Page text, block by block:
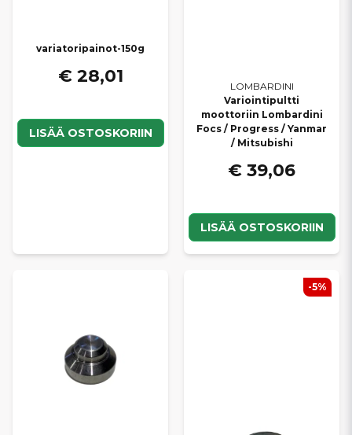
variatoripainot-150g
€ 28,01
LISÄÄ OSTOSKORIIN
LOMBARDINI
Variointipultti
moottoriin Lombardini
Focs / Progress / Yanmar
/ Mitsubishi
€ 39,06
LISÄÄ OSTOSKORIIN
-5%